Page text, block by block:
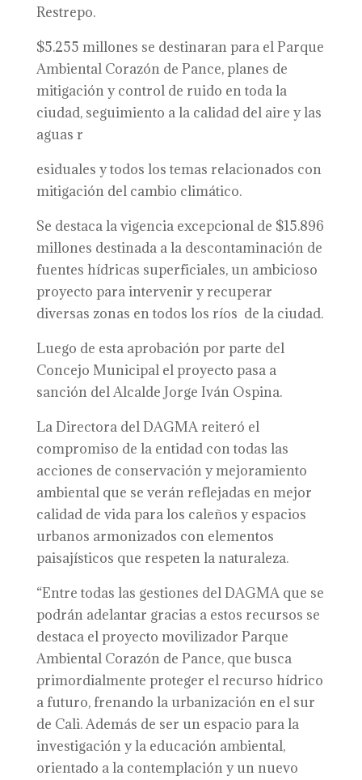
Restrepo.
$5.255 millones se destinaran para el Parque
Ambiental Corazón de Pance, planes de
mitigación y control de ruido en toda la
ciudad, seguimiento a la calidad del aire y las
aguas r
esiduales y todos los temas relacionados con
mitigación del cambio climático.
Se destaca la vigencia excepcional de $15.896
millones destinada a la descontaminación de
fuentes hídricas superficiales, un ambicioso
proyecto para intervenir y recuperar
diversas zonas en todos los ríos de la ciudad.
Luego de esta aprobación por parte del
Concejo Municipal el proyecto pasa a
sanción del Alcalde Jorge Iván Ospina.
La Directora del DAGMA reiteró el
compromiso de la entidad con todas las
acciones de conservación y mejoramiento
ambiental que se verán reflejadas en mejor
calidad de vida para los caleños y espacios
urbanos armonizados con elementos
paisajísticos que respeten la naturaleza.
“Entre todas las gestiones del DAGMA que se
podrán adelantar gracias a estos recursos se
destaca el proyecto movilizador Parque
Ambiental Corazón de Pance, que busca
primordialmente proteger el recurso hídrico
a futuro, frenando la urbanización en el sur
de Cali. Además de ser un espacio para la
investigación y la educación ambiental,
orientado a la contemplación y un nuevo